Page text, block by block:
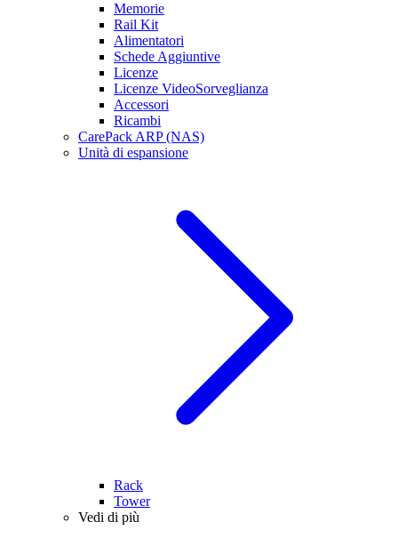
Memorie
Rail Kit
Alimentatori
Schede Aggiuntive
Licenze
Licenze VideoSorveglianza
Accessori
Ricambi
CarePack ARP (NAS)
Unità di espansione
Rack
Tower
Vedi di più